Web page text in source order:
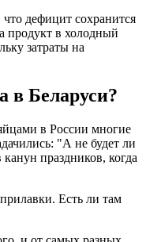
дефицит сохранится
продукт в холодный
затраты на
в Беларуси?
в России многие
"А не будет ли
праздников, когда
Есть ли там